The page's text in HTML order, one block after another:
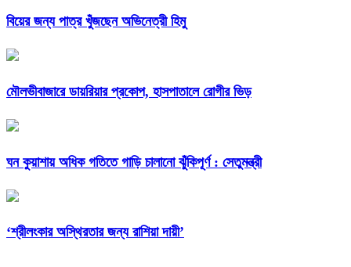
বিয়ের জন্য পাত্র খুঁজছেন অভিনেত্রী হিমু
মৌলভীবাজারে ডায়রিয়ার প্রকোপ, হাসপাতালে রোগীর ভিড়
ঘন কুয়াশায় অধিক গতিতে গাড়ি চালানো ঝুঁকিপূর্ণ : সেতুমন্ত্রী
‘শ্রীলংকার অস্থিরতার জন্য রাশিয়া দায়ী’